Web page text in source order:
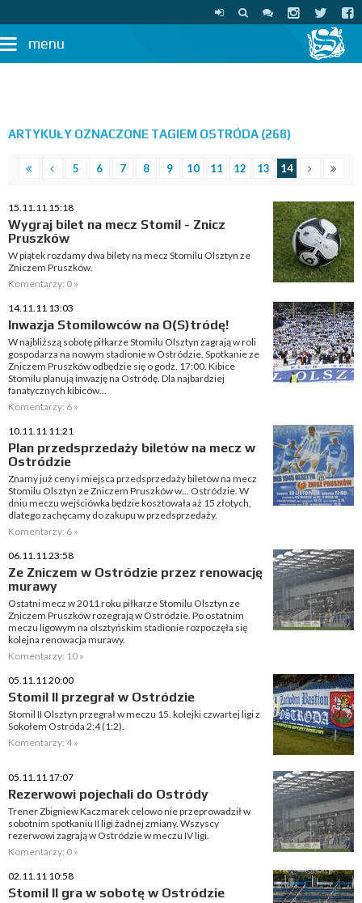
menu
ARTYKUŁY OZNACZONE TAGIEM OSTRÓDA (268)
5 6 7 8 9 10 11 12 13 14
15.11.11 15:18
Wygraj bilet na mecz Stomil - Znicz
Pruszków
W piątek rozdamy dwa bilety na mecz Stomilu Olsztyn ze
Zniczem Pruszków.
Komentarzy: 0 »
14.11.11 13:03
Inwazja Stomilowców na O(S)tródę!
W najbliższą sobotę piłkarze Stomilu Olsztyn zagrają w roli
gospodarza na nowym stadionie w Ostródzie. Spotkanie ze
Zniczem Pruszków odbędzie się o godz. 17:00. Kibice
Stomilu planują inwazję na Ostródę. Dla najbardziej
fanatycznych kibiców...
Komentarzy: 6 »
10.11.11 11:21
Plan przedsprzedaży biletów na mecz w
Ostródzie
Znamy już ceny i miejsca przedsprzedaży biletów na mecz
Stomilu Olsztyn ze Zniczem Pruszków w... Ostródzie. W
dniu meczu wejściówka będzie kosztowała aż 15 złotych,
dlatego zachęcamy do zakupu w przedsprzedaży.
Komentarzy: 6 »
06.11.11 23:58
Ze Zniczem w Ostródzie przez renowację
murawy
Ostatni mecz w 2011 roku piłkarze Stomilu Olsztyn ze
Zniczem Pruszków rozegrają w Ostródzie. Po ostatnim
meczu ligowym na olsztyńskim stadionie rozpoczęła się
kolejna renowacja murawy.
Komentarzy: 10 »
05.11.11 20:00
Stomil II przegrał w Ostródzie
Stomil II Olsztyn przegrał w meczu 15. kolejki czwartej ligi z
Sokołem Ostróda 2:4 (1:2).
Komentarzy: 4 »
05.11.11 17:07
Rezerwowi pojechali do Ostródy
Trener Zbigniew Kaczmarek celowo nie przeprowadził w
sobotnim spotkaniu II ligi żadnej zmiany. Wszyscy
rezerwowi zagrają w Ostródzie w meczu IV ligi.
Komentarzy: 0 »
02.11.11 10:58
Stomil II gra w sobotę w Ostródzie